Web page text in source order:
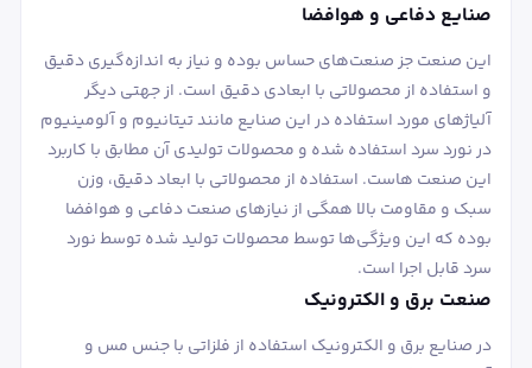
صنایع دفاعی و هوافضا
این صنعت جز صنعت‌های حساس بوده و نیاز به اندازه‌گیری دقیق
و استفاده از محصولاتی با ابعادی دقیق است. از جهتی دیگر
آلیاژهای مورد استفاده در این صنایع مانند تیتانیوم و آلومینیوم
در نورد سرد استفاده شده و محصولات تولیدی آن مطابق با کاربرد
این صنعت هاست. استفاده از محصولاتی با ابعاد دقیق، وزن
سبک و مقاومت بالا همگی از نیازهای صنعت دفاعی و هوافضا
بوده که این ویژگی‌ها توسط محصولات تولید شده توسط نورد
سرد قابل اجرا است.
صنعت برق و الکترونیک
در صنایع برق و الکترونیک استفاده از فلزاتی با جنس مس و